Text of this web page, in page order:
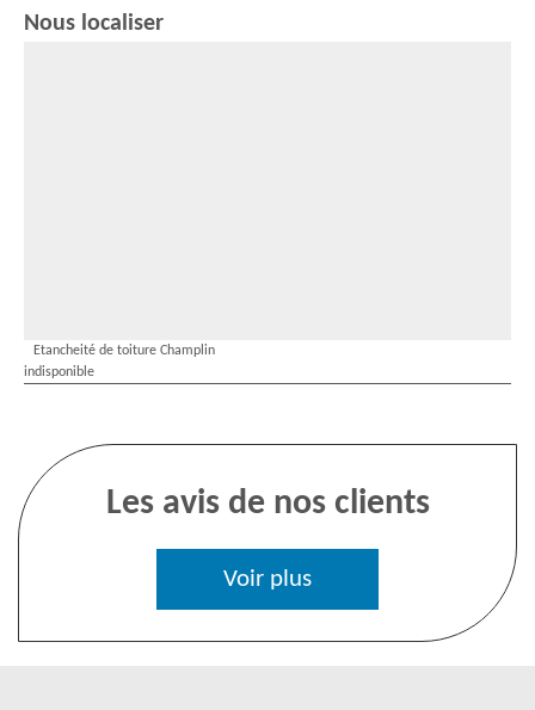
Nous localiser
Etancheité de toiture Champlin
indisponible
Les avis de nos clients
Voir plus